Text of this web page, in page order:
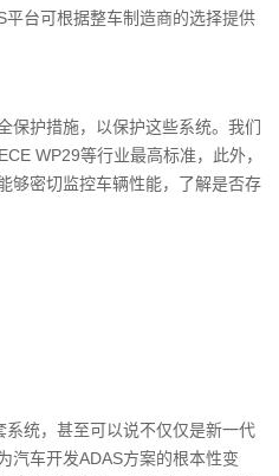
台可根据整车制造商的选择提供
保护措施，以保护这些系统。我们
WP29等行业最高标准，此外，
够密切监控车辆性能，了解是否存
统，甚至可以说不仅仅是新一代
汽车开发ADAS方案的根本性变